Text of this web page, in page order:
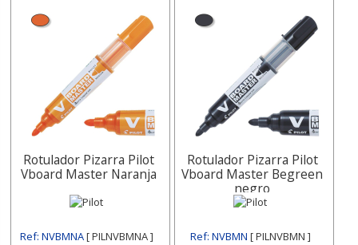
Rotulador Pizarra Pilot
Vboard Master Naranja
Ref: NVBMNA[ PILNVBMNA ]
Rotulador Pizarra Pilot
Vboard Master Begreen
negro
Ref: NVBMN [ PILNVBMN ]